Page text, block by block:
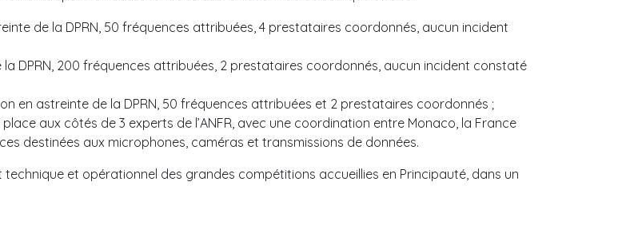
de la DPRN, 50 fréquences attribuées, 4 prestataires coordonnés, aucun incident
DPRN, 200 fréquences attribuées, 2 prestataires coordonnés, aucun incident constaté
en astreinte de la DPRN, 50 fréquences attribuées et 2 prestataires coordonnés ;
place aux côtés de 3 experts de l’ANFR, avec une coordination entre Monaco, la France
destinées aux microphones, caméras et transmissions de données.
et opérationnel des grandes compétitions accueillies en Principauté, dans un